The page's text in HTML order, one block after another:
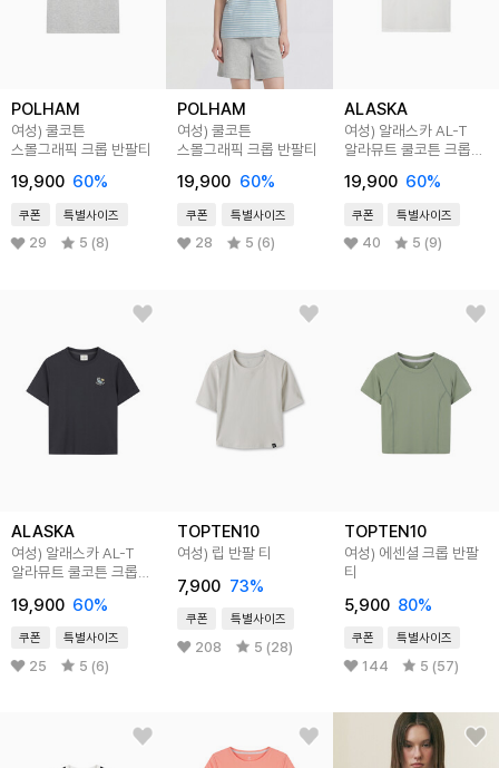
POLHAM
여성) 쿨코튼
스몰그래픽 크롭 반팔티
19,900 60%
쿠폰 특별사이즈
29 5 (8)
POLHAM
여성) 쿨코튼
스몰그래픽 크롭 반팔티
19,900 60%
쿠폰 특별사이즈
28 5 (6)
ALASKA
여성) 알래스카 AL-T
알라뮤트 쿨코튼 크롭
19,900 60%
쿠폰 특별사이즈
40 5 (9)
ALASKA
여성) 알래스카 AL-T
알라뮤트 쿨코튼 크롭
19,900 60%
쿠폰 특별사이즈
25 5 (6)
TOPTEN10
여성) 립 반팔 티
7,900 73%
쿠폰 특별사이즈
208 5 (28)
TOPTEN10
여성) 에센셜 크롭 반팔
티
5,900 80%
쿠폰 특별사이즈
144 5 (57)